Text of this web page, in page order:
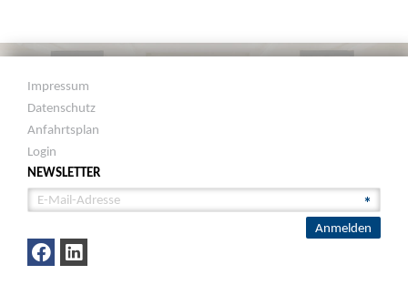
Impressum
Datenschutz
Anfahrtsplan
Login
NEWSLETTER